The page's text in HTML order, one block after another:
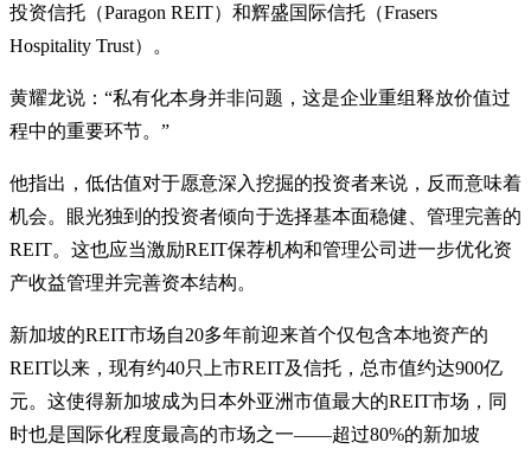
投资信托（Paragon REIT）和辉盛国际信托（Frasers
Hospitality Trust）。
黄耀龙说：“私有化本身并非问题，这是企业重组释放价值过
程中的重要环节。”
他指出，低估值对于愿意深入挖掘的投资者来说，反而意味着
机会。眼光独到的投资者倾向于选择基本面稳健、管理完善的
REIT。这也应当激励REIT保荐机构和管理公司进一步优化资
产收益管理并完善资本结构。
新加坡的REIT市场自20多年前迎来首个仅包含本地资产的
REIT以来，现有约40只上市REIT及信托，总市值约达900亿
元。这使得新加坡成为日本外亚洲市值最大的REIT市场，同
时也是国际化程度最高的市场之一——超过80%的新加坡